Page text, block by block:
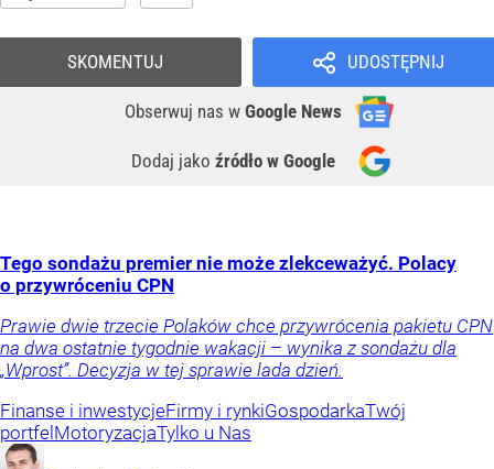
UDOSTĘPNIJ
Obserwuj nas w Google News
Dodaj jako źródło w Google
SKOMENTUJ
Tego sondażu premier nie może zlekceważyć. Polacy
o przywróceniu CPN
Prawie dwie trzecie Polaków chce przywrócenia pakietu CPN
na dwa ostatnie tygodnie wakacji – wynika z sondażu dla
„Wprost”. Decyzja w tej sprawie lada dzień.
Finanse i inwestycjeFirmy i rynkiGospodarkaTwój
portfel MotoryzacjaTylko u Nas